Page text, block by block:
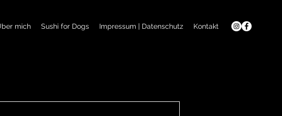
mich Sushi for Dogs Impressum | Datenschutz Kontakt